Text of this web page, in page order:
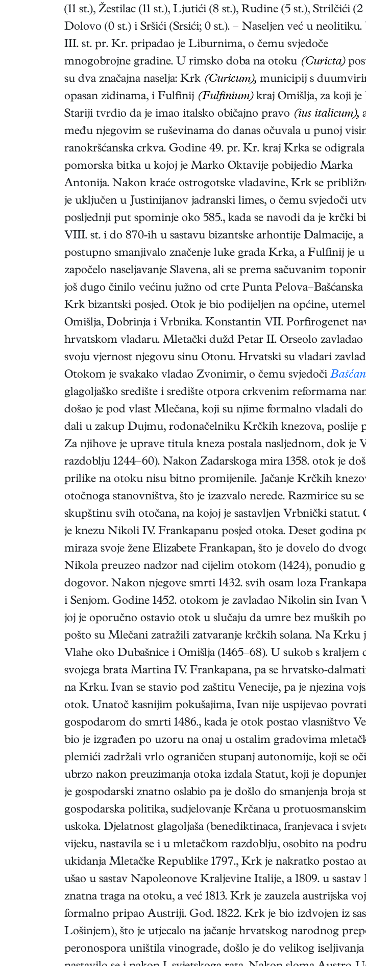
(11 st.), Žestilac (11 st.), Ljutići (8 st.), Rudine (5 st.), Strilčići (2
Dolovo (0 st.) i Sršići (Srsići; 0 st.). – Naseljen već u neolitiku.
III. st. pr. Kr. pripadao je Liburnima, o čemu svjedoče
mnogobrojne gradine. U rimsko doba na otoku (Curicta)
su dva značajna naselja: Krk (Curicum), municipij s
opasan zidinama, i Fulfinij (Fulfinium)kraj Omišlja, za koji je
Stariji tvrdio da je imao italsko običajno pravo (ius italicum),
među njegovim se ruševinama do danas očuvala u punoj
ranokršćanska crkva. Godine 49. pr. Kr. kraj Krka se odigrala
pomorska bitka u kojoj je Marko Oktavije pobijedio Marka
Antonija. Nakon kraće ostrogotske vladavine, Krk se
je uključen u Justinijanov jadranski limes, o čemu svjedoči
posljednji put spominje oko 585., kada se navodi da je krčki
VIII. st. i do 870-ih u sastavu bizantske arhontije Dalmacije,
postupno smanjivalo značenje luke grada Krka, a Fulfinij je
započelo naseljavanje Slavena, ali se prema sačuvanim
još dugo činilo većinu južno od crte Punta
Krk bizantski posjed. Otok je bio podijeljen na općine,
Omišlja, Dobrinja i Vrbnika. Konstantin VII. Porfirogenet
hrvatskom vladaru. Mletački dužd Petar II. Orseolo
svoju vjernost njegovu sinu Otonu. Hrvatski su vladari
Otokom je svakako vladao Zvonimir, o čemu svjedoči
glagoljaško središte i središte otpora crkvenim reformama
došao je pod vlast Mlečana, koji su njime formalno vladali
dali u zakup Dujmu, rodonačelniku Krčkih knezova, poslije
Za njihove je uprave titula kneza postala nasljednom, dok je
razdoblju 1244–60). Nakon Zadarskoga mira 1358. otok je
prilike na otoku nisu bitno promijenile. Jačanje Krčkih
otočnoga stanovništva, što je izazvalo nerede. Razmirice su
skupštinu svih otočana, na kojoj je sastavljen Vrbnički
je knezu Nikoli IV. Frankapanu posjed otoka. Deset godina
miraza svoje žene Elizabete Frankapan, što je dovelo do
Nikola preuzeo nadzor nad cijelim otokom (1424), ponudio
dogovor. Nakon njegove smrti 1432. svih osam loza
i Senjom. Godine 1452. otokom je zavladao Nikolin sin Ivan
joj je oporučno ostavio otok u slučaju da umre bez muških
pošto su Mlečani zatražili zatvaranje krčkih solana. Na
Vlahe oko Dubašnice i Omišlja (1465–68). U sukob s
svojega brata Martina IV. Frankapana, pa se hrvatsko-
na Krku. Ivan se stavio pod zaštitu Venecije, pa je njezina
otok. Unatoč kasnijim pokušajima, Ivan nije uspijevao
gospodarom do smrti 1486., kada je otok postao vlasništvo
bio je izgrađen po uzoru na onaj u ostalim gradovima
plemići zadržali vrlo ograničen stupanj autonomije, koji se
ubrzo nakon preuzimanja otoka izdala Statut, koji je
je gospodarski znatno oslabio pa je došlo do smanjenja
gospodarska politika, sudjelovanje Krčana u
uskoka. Djelatnost glagoljaša (benediktinaca, franjevaca i
vijeku, nastavila se i u mletačkom razdoblju, osobito na
ukidanja Mletačke Republike 1797., Krk je nakratko postao
ušao u sastav Napoleonove Kraljevine Italije, a 1809. u
znatna traga na otoku, a već 1813. Krk je zauzela austrijska
formalno pripao Austriji. God. 1822. Krk je bio izdvojen iz
Lošinjem), što je utjecalo na jačanje hrvatskog narodnog
peronospora uništila vinograde, došlo je do velikog